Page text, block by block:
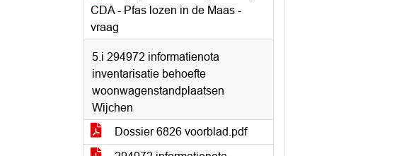
CDA - Pfas lozen in de Maas -
vraag
5.i 294972 informatienota
inventarisatie behoefte
woonwagenstandplaatsen
Wijchen
Dossier 6826 voorblad.pdf